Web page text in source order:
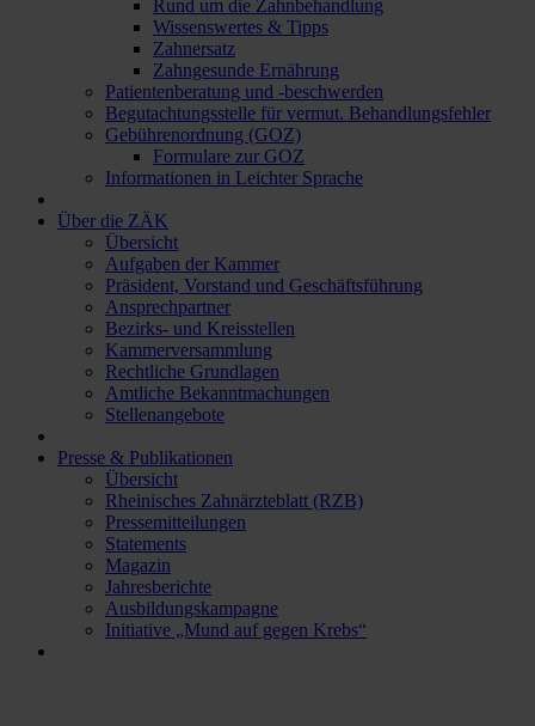
Rund um die Zahnbehandlung
Wissenswertes & Tipps
Zahnersatz
Zahngesunde Ernährung
Patientenberatung und -beschwerden
Begutachtungsstelle für vermut. Behandlungsfehler
Gebührenordnung (GOZ)
Formulare zur GOZ
Informationen in Leichter Sprache
Über die ZÄK
Übersicht
Aufgaben der Kammer
Präsident, Vorstand und Geschäftsführung
Ansprechpartner
Bezirks- und Kreisstellen
Kammerversammlung
Rechtliche Grundlagen
Amtliche Bekanntmachungen
Stellenangebote
Presse & Publikationen
Übersicht
Rheinisches Zahnärzteblatt (RZB)
Pressemitteilungen
Statements
Magazin
Jahresberichte
Ausbildungskampagne
Initiative „Mund auf gegen Krebs“